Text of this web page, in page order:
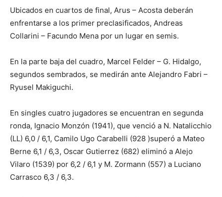
Ubicados en cuartos de final, Arus – Acosta deberán
enfrentarse a los primer preclasificados, Andreas
Collarini – Facundo Mena por un lugar en semis.
En la parte baja del cuadro, Marcel Felder – G. Hidalgo,
segundos sembrados, se medirán ante Alejandro Fabri –
Ryusel Makiguchi.
En singles cuatro jugadores se encuentran en segunda
ronda, Ignacio Monzón (1941), que venció a N. Natalicchio
(LL) 6,0 / 6,1, Camilo Ugo Carabelli (928 )superó a Mateo
Berne 6,1 / 6,3, Oscar Gutierrez (682) eliminó a Alejo
Vilaro (1539) por 6,2 / 6,1 y M. Zormann (557) a Luciano
Carrasco 6,3 / 6,3.